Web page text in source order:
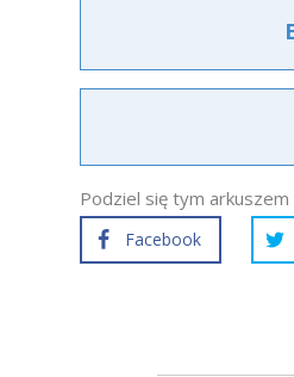
Podziel się tym
Facebook